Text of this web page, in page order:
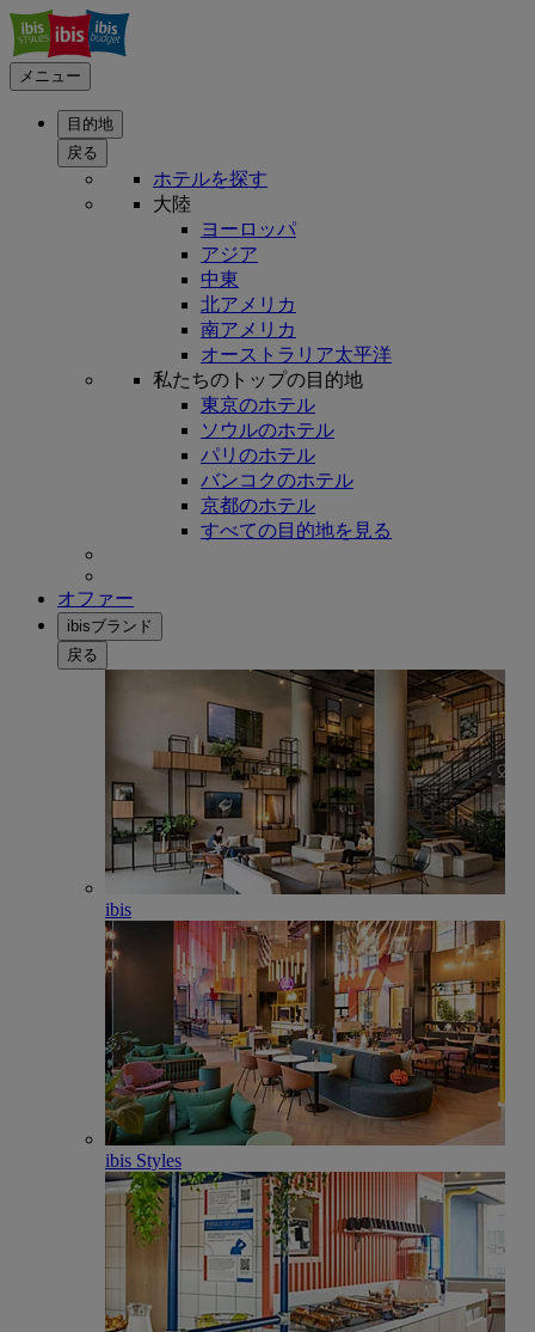
メニュー
目的地
戻る
ホテルを探す
大陸
ヨーロッパ
アジア
中東
北アメリカ
南アメリカ
オーストラリア太平洋
私たちのトップの目的地
東京のホテル
ソウルのホテル
パリのホテル
バンコクのホテル
京都のホテル
すべての目的地を見る
オファー
ibisブランド
戻る
ibis
ibis Styles